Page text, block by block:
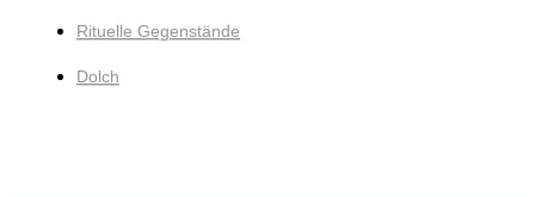
Rituelle Gegenstände
Dolch